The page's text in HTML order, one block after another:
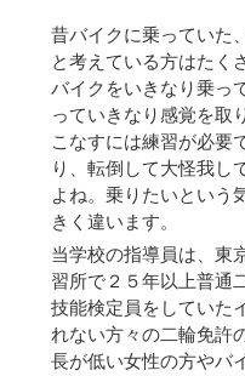
昔バイクに乗っていた
と考えている方はたく
バイクをいきなり乗っ
っていきなり感覚を取
こなすには練習が必要
り、転倒して大怪我し
よね。乗りたいという
きく違います。
当学校の指導員は、東
習所で２５年以上普通
技能検定員をしていた
れない方々の二輪免許
長が低い女性の方やバ